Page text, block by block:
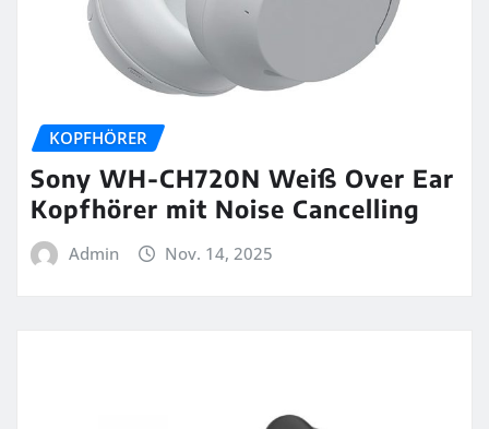
KOPFHÖRER
Sony WH-CH720N Weiß Over Ear
Kopfhörer mit Noise Cancelling
Admin Nov. 14, 2025